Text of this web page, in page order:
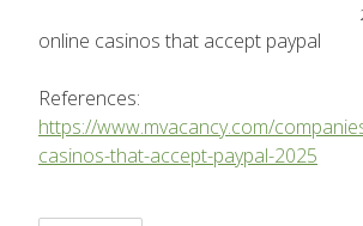
online casinos that accept paypal
References:
https://www.mvacancy.com/
casinos-that-accept-paypal-2025